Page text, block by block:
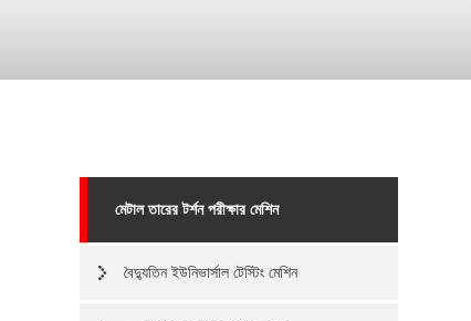
মেটাল তারের টর্শন পরীক্ষার মেশিন
বৈদ্যুতিন ইউনিভার্সাল টেস্টিং মেশিন